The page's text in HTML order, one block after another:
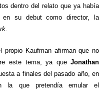
dentro del relato que ya había
su debut como director, la
.
propio Kaufman afirman que no
este tema, ya queJonathan
a finales del pasado año, en
la que pretendía emular el